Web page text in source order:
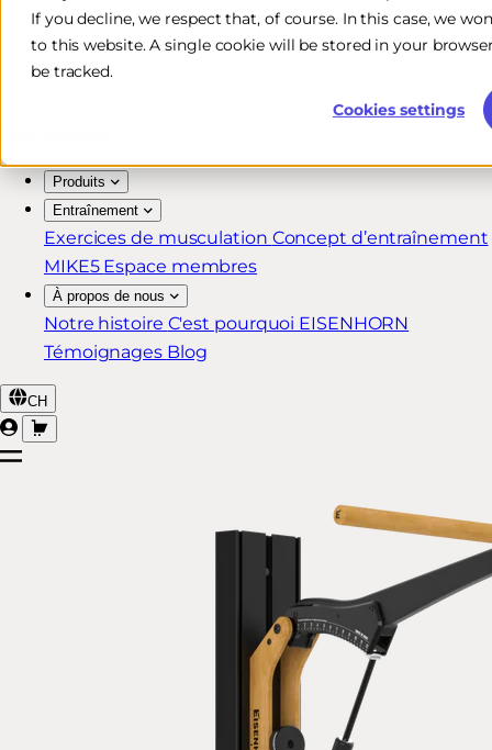
If you decline, we respect that, of course. In this case, we
to this website. A single cookie will be stored in your
be tracked.
Cookies settings
Livraison rapide et gratuite*
Retour sous 30 jours
Produits
Entraînement
Exercices de musculation Concept d’entraînement
MIKE5 Espace membres
À propos de nous
Notre histoire C'est pourquoi EISENHORN
Témoignages Blog
CH